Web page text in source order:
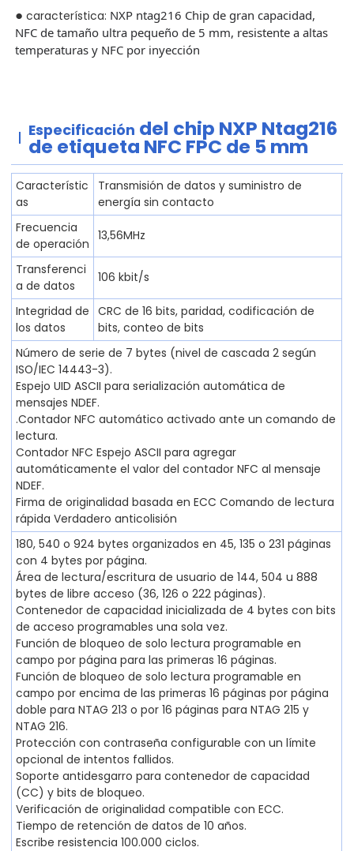
● característica: NXP ntag216 Chip de gran capacidad,
NFC de tamaño ultra pequeño de 5 mm, resistente a altas
temperaturas y NFC por inyección
Especificación del chip NXP Ntag216
de etiqueta NFC FPC de 5 mm
Característic
as
Transmisión de datos y suministro de
energía sin contacto
Frecuencia
de operación
13,56MHz
Transferenci
a de datos
106 kbit/s
Integridad de
los datos
CRC de 16 bits, paridad, codificación de
bits, conteo de bits
Número de serie de 7 bytes (nivel de cascada 2 según
ISO/IEC 14443-3).
Espejo UID ASCII para serialización automática de
mensajes NDEF.
.Contador NFC automático activado ante un comando de
lectura.
Contador NFC Espejo ASCII para agregar
automáticamente el valor del contador NFC al mensaje
NDEF.
Firma de originalidad basada en ECC Comando de lectura
rápida Verdadero anticolisión
180, 540 o 924 bytes organizados en 45, 135 o 231 páginas
con 4 bytes por página.
Área de lectura/escritura de usuario de 144, 504 u 888
bytes de libre acceso (36, 126 o 222 páginas).
Contenedor de capacidad inicializada de 4 bytes con bits
de acceso programables una sola vez.
Función de bloqueo de solo lectura programable en
campo por página para las primeras 16 páginas.
Función de bloqueo de solo lectura programable en
campo por encima de las primeras 16 páginas por página
doble para NTAG 213 o por 16 páginas para NTAG 215 y
NTAG 216.
Protección con contraseña configurable con un límite
opcional de intentos fallidos.
Soporte antidesgarro para contenedor de capacidad
(CC) y bits de bloqueo.
Verificación de originalidad compatible con ECC.
Tiempo de retención de datos de 10 años.
Escribe resistencia 100.000 ciclos.